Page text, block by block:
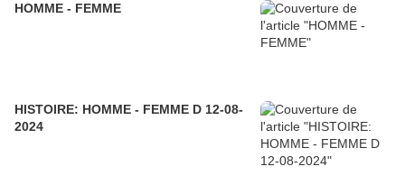
HOMME - FEMME
HISTOIRE: HOMME - FEMME D 12-08-
2024